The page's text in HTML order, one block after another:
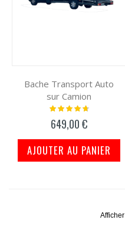
Bache Transport Auto
sur Camion
Notation:
649,00 €
AJOUTER AU PANIER
Afficher